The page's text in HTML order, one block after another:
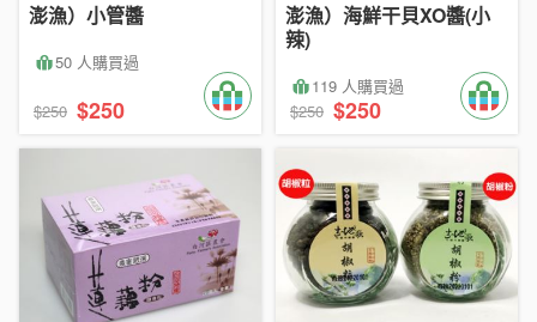
澎漁）小管醬
50 人購買過
$250 $250
澎漁）海鮮干貝XO醬(小
辣)
119 人購買過
$250 $250